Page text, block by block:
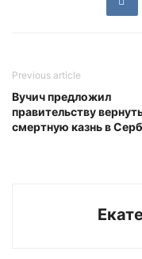
Previous article
Вучич предложил
правительству
смертную казнь в